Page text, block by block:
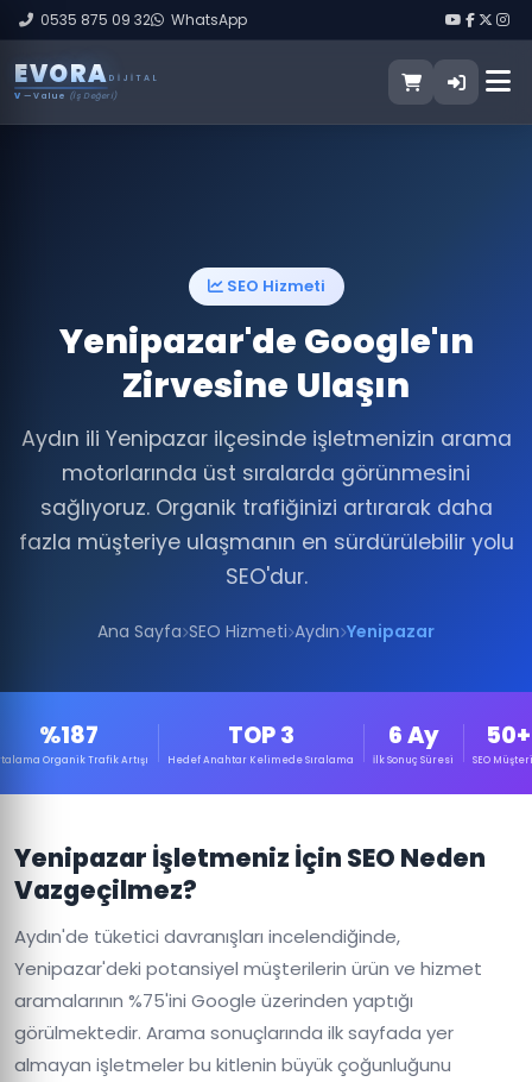
0535 875 09 32 WhatsApp
EVORA DIJITAL
V — Value (İş Değeri)
SEO Hizmeti
Yenipazar'de Google'ın
Zirvesine Ulaşın
Aydın ili Yenipazar ilçesinde işletmenizin arama
motorlarında üst sıralarda görünmesini
sağlıyoruz. Organik trafiğinizi artırarak daha
fazla müşteriye ulaşmanın en sürdürülebilir yolu
SEO'dur.
Ana Sayfa SEO Hizmeti Aydın Yenipazar
%187
Organik Trafik Artışı
TOP 3
Hedef Anahtar Kelimede Sıralama
6 Ay
İlk Sonuç Süresi
50+
SEO
Yenipazar İşletmeniz İçin SEO Neden
Vazgeçilmez?
Aydın'de tüketici davranışları incelendiğinde,
Yenipazar'deki potansiyel müşterilerin ürün ve hizmet
aramalarının %75'ini Google üzerinden yaptığı
görülmektedir. Arama sonuçlarında ilk sayfada yer
almayan işletmeler bu kitlenin büyük çoğunluğunu